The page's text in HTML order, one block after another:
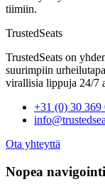
tiimiin.
TrustedSeats
TrustedSeats on
suurimpiin
virallisia lippuja 24/7
+31 (0) 30 369
Ota yhteyttä
Nopea navigointi